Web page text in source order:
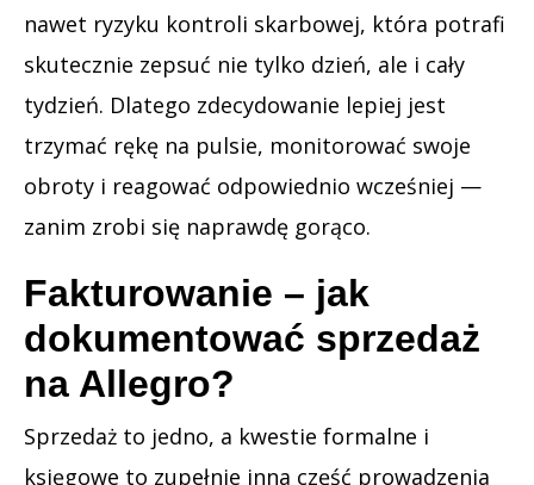
nawet ryzyku kontroli skarbowej, która potrafi
skutecznie zepsuć nie tylko dzień, ale i cały
tydzień. Dlatego zdecydowanie lepiej jest
trzymać rękę na pulsie, monitorować swoje
obroty i reagować odpowiednio wcześniej —
zanim zrobi się naprawdę gorąco.
Fakturowanie – jak
dokumentować sprzedaż
na Allegro?
Sprzedaż to jedno, a kwestie formalne i
księgowe to zupełnie inna część prowadzenia